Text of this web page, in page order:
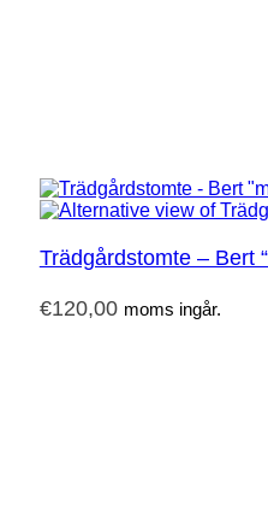
Trädgårdstomte – Bert
€120,00 moms ingår.